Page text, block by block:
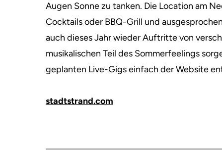
Augen Sonne zu tanken. Die Location am
Cocktails oder BBQ-Grill und
auch dieses Jahr wieder Auftritte von
musikalischen Teil des Sommerfeelings
geplanten Live-Gigs einfach der Website
stadtstrand.com